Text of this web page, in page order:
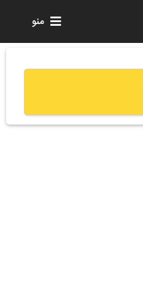
منو